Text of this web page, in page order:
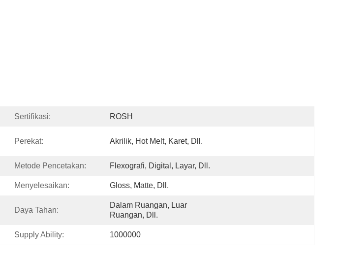
Sertifikasi: ROSH
Perekat: Akrilik, Hot Melt, Karet, Dll.
Metode Pencetakan: Flexografi, Digital, Layar, Dll.
Menyelesaikan: Gloss, Matte, Dll.
Daya Tahan:
Dalam Ruangan, Luar
Ruangan, Dll.
Supply Ability: 1000000